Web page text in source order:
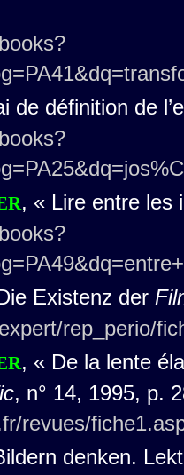
de définition de
, « Lire entre les
Existenz der
rep_perio/
, « De la lente
, n° 14, 1995, p.
revues/
denken.